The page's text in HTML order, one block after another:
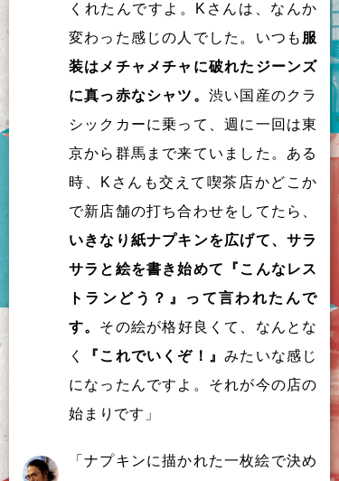
くれたんですよ。Kさんは、なんか
変わった感じの人でした。いつも 服
装はメチャメチャに破れたジーンズ
に真っ赤なシャツ。 渋い国産のクラ
シックカーに乗って、週に一回は東
京から群馬まで来ていました。ある
時、Kさんも交えて喫茶店かどこか
で新店舗の打ち合わせをしてたら、
いきなり紙ナプキンを広げて、サラ
サラと絵を書き始めて『こんなレス
トランどう？』って言われたんで
す。 その絵が格好良くて、なんとな
く
『これでいくぞ！』みたいな感じ
になったんですよ。それが今の店の
始まりです」
「ナプキ ンに描かれた一枚絵で決め